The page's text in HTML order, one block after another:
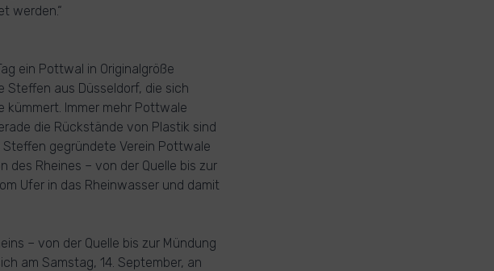
werden.“
ein Pottwal in Originalgröße
Steffen aus Düsseldorf, die sich
Immer mehr Pottwale
die Rückstände von Plastik sind
Steffen gegründete Verein Pottwale
des Rheines – von der Quelle bis zur
Ufer in das Rheinwasser und damit
– von der Quelle bis zur Mündung
am Samstag, 14. September, an